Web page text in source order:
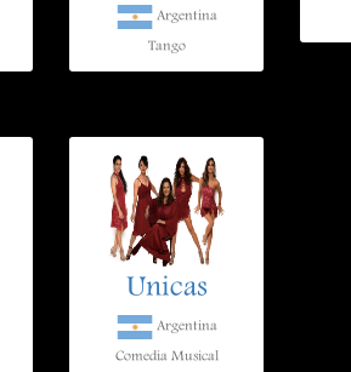
Argentina
Tango
Unicas
Argentina
Comedia Musical